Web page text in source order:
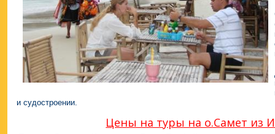
и судостроении.
Цены на туры на о.Самет из